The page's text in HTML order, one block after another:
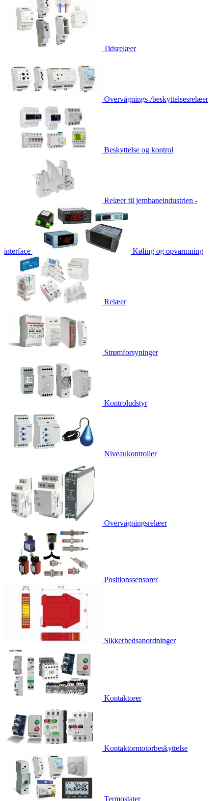
Tidsrelæer
Overvågnings-/beskyttelsesrelæer
Beskyttelse og kontrol
Relæer til jernbaneindustrien -
interface Køling og opvarmning
Relæer
Strømforsyninger
Kontroludstyr
Niveaukontroller
Overvågningsrelæer
Positionssensorer
Sikkerhedsanordninger
Kontaktorer
Kontaktormotorbeskyttelse
Termostater